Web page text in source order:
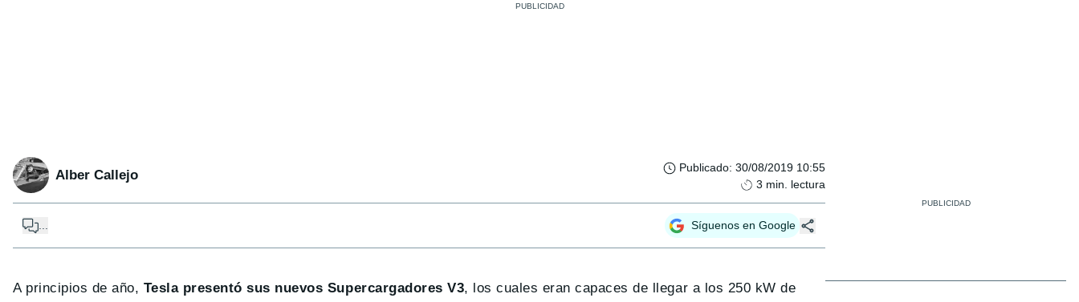
Alber Callejo Publicado: 30/08/2019 10:55
3 min. lectura
... Síguenos en Google
A principios de año, Tesla presentó sus nuevos Supercargadores V3, los cuales eran capaces de llegar a los 250 kW de